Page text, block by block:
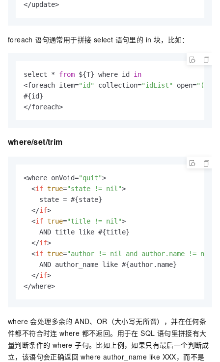
</update>
foreach 语句通常用于拼接 select 语句里的 in 块，比如：
select * from ${T} where id in
<foreach item="id" collection="idList" open="("
#{id}
</foreach>
where/set/trim
<where onVoid="quit">
<if true="state != nil">
    state = #{state}
</if>
<if true="title != nil">
    AND title like #{title}
</if>
<if true="author != nil and author.name != nil"
    AND author_name like #{author.name}
</if>
</where>
where 会处理多余的 AND、OR（大小写无所谓），并在任何条
件都不符合时连 where 都不返回。用于在 SQL 语句里拼接有大
量判断条件的 where 子句。比如上例，如果只有最后一个判断成
立，该语句会正确返回 where author_name like XXX，而不是